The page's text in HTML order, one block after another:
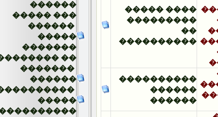
������
����� ���
������
�����
�������
�������� ��
�������
������
����������
�����
����������
���� �����
���������
��
����������
����������
������
������